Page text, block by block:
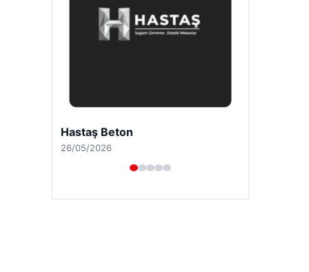
Prenses Night Club
29/04/2026